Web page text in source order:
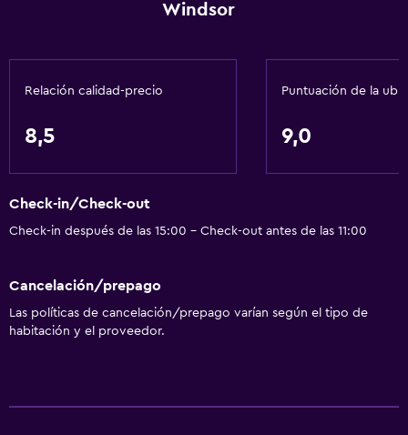
Cambio de divisas
Check-out exprés
Recepción 24 horas
Actividades
Visitas a bodegas
Casino
Windsor
Relación calidad-precio
8,5
Puntuación de la
9,0
Check-in/Check-out
Check-in después de las 15:00 - Check-out antes de las 11:00
Cancelación/prepago
Las políticas de cancelación/prepago varían según el tipo de
habitación y el proveedor.